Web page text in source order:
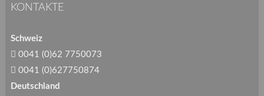
KONTAKTE
Schweiz
0041 (0)62 7750073
0041 (0)627750874
Deutschland